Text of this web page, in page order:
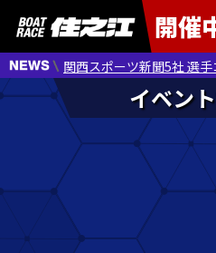
開催
関西スポーツ新聞5社 選